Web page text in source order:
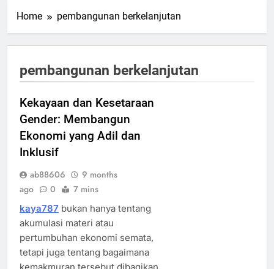
Home pembangunan berkelanjutan
pembangunan berkelanjutan
Kekayaan dan Kesetaraan
Gender: Membangun
Ekonomi yang Adil dan
Inklusif
ab88606
9 months
ago
0 7 mins
kaya787 bukan hanya tentang
akumulasi materi atau
pertumbuhan ekonomi semata,
tetapi juga tentang bagaimana